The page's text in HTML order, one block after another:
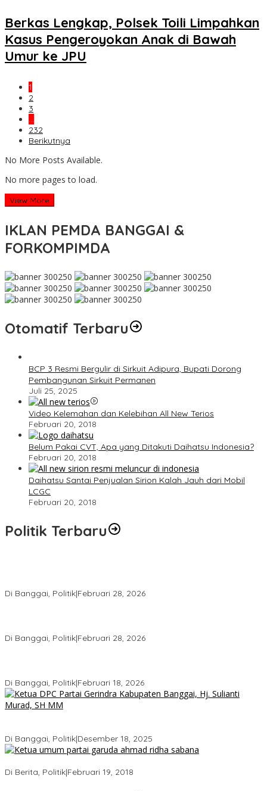
Berkas Lengkap, Polsek Toili Limpahkan
Kasus Pengeroyokan Anak di Bawah
Umur ke JPU
1
2
3
…
232
Berikutnya
No More Posts Available.
No more pages to load.
View More
IKLAN PEMDA BANGGAI &
FORKOMPIMDA
Otomatif Terbaru
BCP 3 Resmi Bergulir di Sirkuit Adipura, Bupati Dorong
Pembangunan Sirkuit Permanen
Juli 25, 2025
Video Kelemahan dan Kelebihan All New Terios
Februari 20, 2018
Belum Pakai CVT, Apa yang Ditakuti Daihatsu Indonesia?
Februari 20, 2018
Daihatsu Santai Penjualan Sirion Kalah Jauh dari Mobil
LCGC
Februari 20, 2018
Politik Terbaru
Di Banggai, Politik|Februari 28, 2026
Di Banggai, Politik|Februari 28, 2026
Di Banggai, Politik|Februari 18, 2026
Di Banggai, Politik|Desember 18, 2025
Di Berita, Politik|Februari 19, 2018